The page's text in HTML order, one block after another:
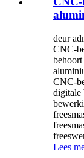
deur
CNC-
CNC-
digitale
Lees